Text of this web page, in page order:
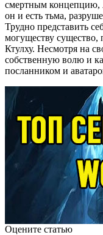
смертным концепцию,
он и есть тьма,
Трудно представить
могуществу
Ктулху. Несмотря на
собственную волю и
посланником и
Оцените статью